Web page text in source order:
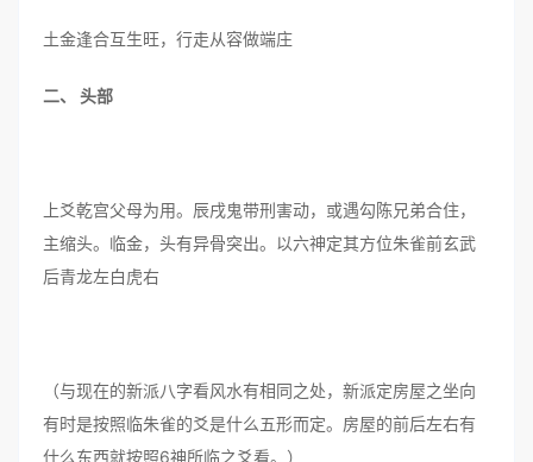
土金逢合互生旺，行走从容做端庄
二、 头部
上爻乾宫父母为用。辰戌鬼带刑害动，或遇勾陈兄弟合住，
主缩头。临金，头有异骨突出。以六神定其方位朱雀前玄武
后青龙左白虎右
（与现在的新派八字看风水有相同之处，新派定房屋之坐向
有时是按照临朱雀的爻是什么五形而定。房屋的前后左右有
什么东西就按照6神所临之爻看。）